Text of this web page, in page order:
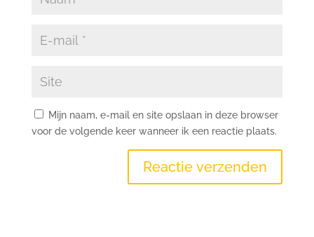
Mijn naam, e-mail en site opslaan in deze browser
voor de volgende keer wanneer ik een reactie plaats.